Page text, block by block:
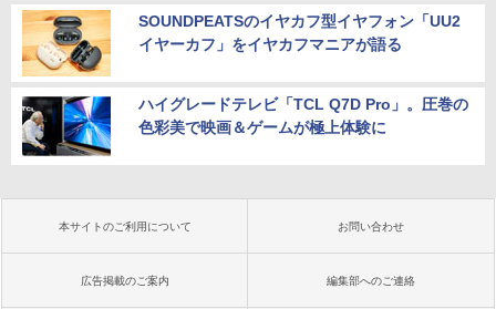
SOUNDPEATSのイヤカフ型イヤフォン「UU2
イヤーカフ」をイヤカフマニアが語る
ハイグレードテレビ「TCL Q7D Pro」。圧巻の
色彩美で映画＆ゲームが極上体験に
本サイトのご利用について お問い合わせ
広告掲載のご案内 編集部へのご連絡